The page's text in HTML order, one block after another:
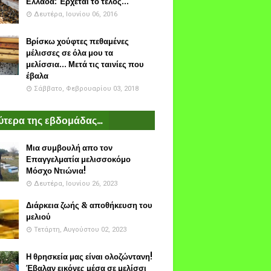
Δευτέρα, Ιουνίου 06, 2016
Βρίσκω χούφτες πεθαμένες
μέλισσες σε όλα μου τα
μελίσσια... Μετά τις ταινίες που
έβαλα
Σάββατο, Φεβρουαρίου 03, 2018
της εβδομάδας...
Μια συμβουλή απο τον
Επαγγελματία μελισσοκόμο
Μόσχο Ντιώνια!
Δευτέρα, Ιουνίου 26, 2023
Διάρκεια ζωής & αποθήκευση του
μελιού
Τετάρτη, Αυγούστου 02, 2023
Η θρησκεία μας είναι ολοζώντανη!
Έβαλαν εικόνες μέσα σε μελίσσι